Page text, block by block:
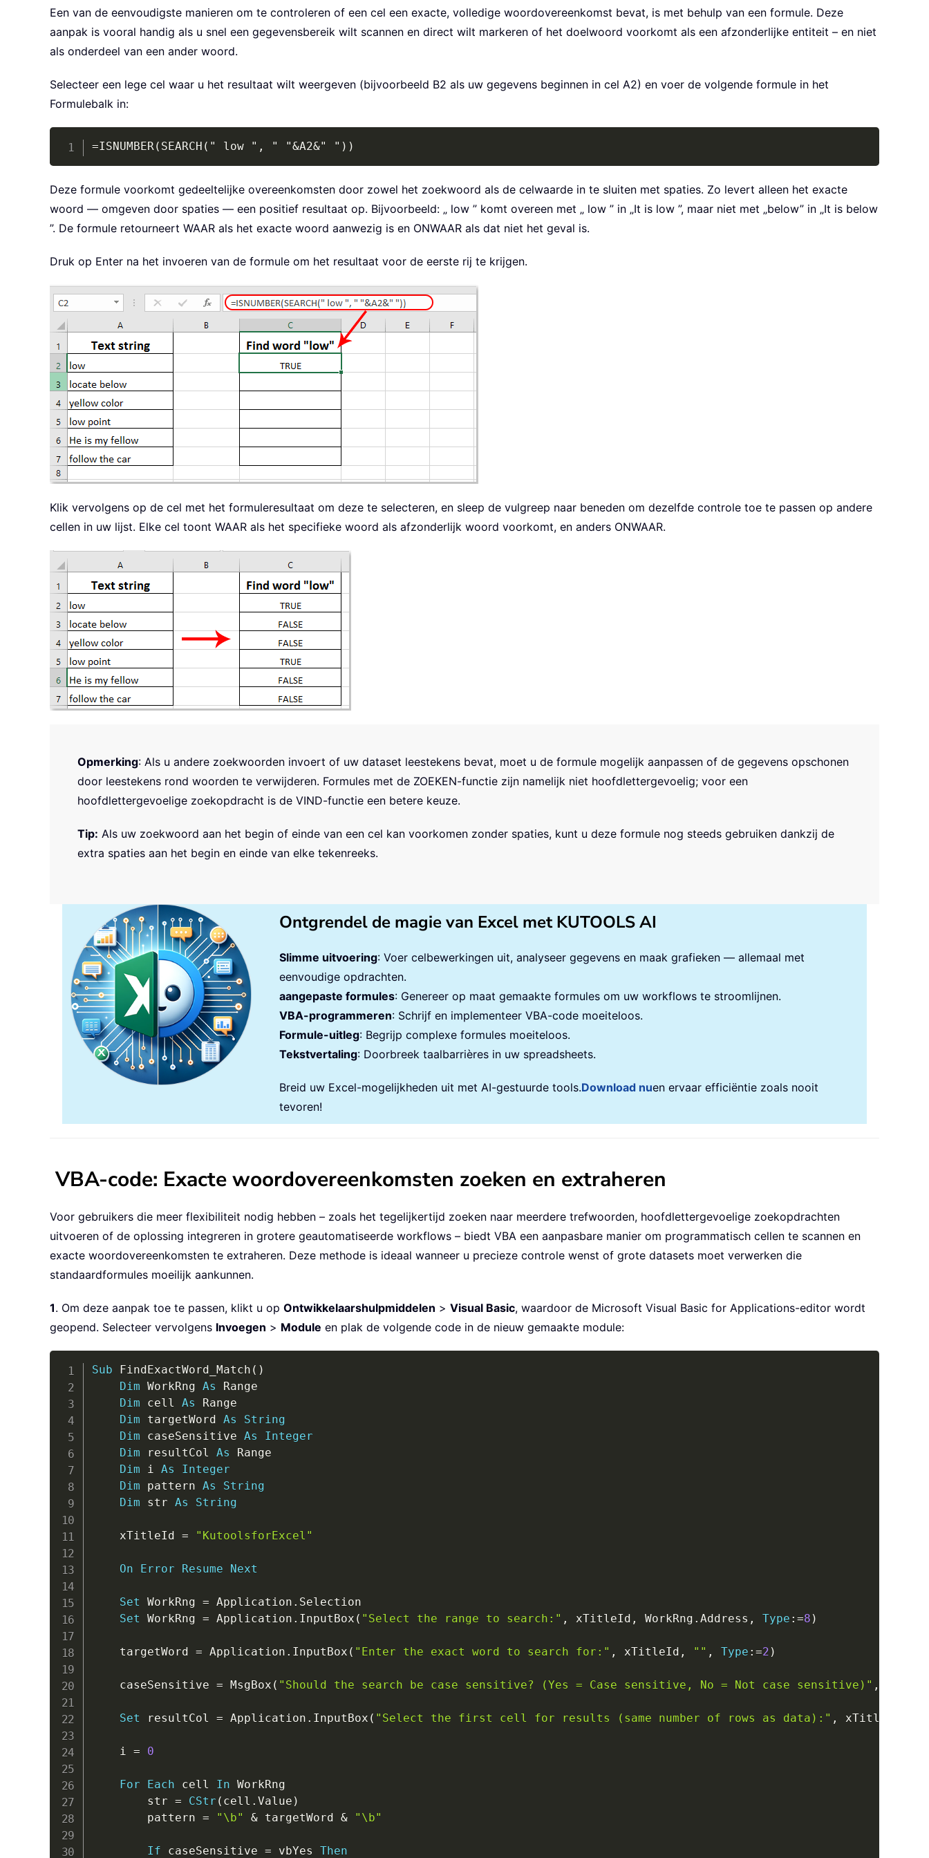
Een van de eenvoudigste manieren om te controleren of een cel een exacte, volledige woordovereenkomst bevat, is met behulp van een formule. Deze
aanpak is vooral handig als u snel een gegevensbereik wilt scannen en direct wilt markeren of het doelwoord voorkomt als een afzonderlijke entiteit – en niet
als onderdeel van een ander woord.
Selecteer een lege cel waar u het resultaat wilt weergeven (bijvoorbeeld B2 als uw gegevens beginnen in cel A2) en voer de volgende formule in het
Formulebalk in:
=ISNUMBER(SEARCH(" low ", " "&A2&" "))
Deze formule voorkomt gedeeltelijke overeenkomsten door zowel het zoekwoord als de celwaarde in te sluiten met spaties. Zo levert alleen het exacte
woord — omgeven door spaties — een positief resultaat op. Bijvoorbeeld: „ low ” komt overeen met „ low ” in „It is low ”, maar niet met „below” in „It is below
”. De formule retourneert WAAR als het exacte woord aanwezig is en ONWAAR als dat niet het geval is.
Druk op Enter na het invoeren van de formule om het resultaat voor de eerste rij te krijgen.
Klik vervolgens op de cel met het formuleresultaat om deze te selecteren, en sleep de vulgreep naar beneden om dezelfde controle toe te passen op andere
cellen in uw lijst. Elke cel toont WAAR als het specifieke woord als afzonderlijk woord voorkomt, en anders ONWAAR.
Opmerking: Als u andere zoekwoorden invoert of uw dataset leestekens bevat, moet u de formule mogelijk aanpassen of de gegevens opschonen
door leestekens rond woorden te verwijderen. Formules met de ZOEKEN-functie zijn namelijk niet hoofdlettergevoelig; voor een
hoofdlettergevoelige zoekopdracht is de VIND-functie een betere keuze.
Tip: Als uw zoekwoord aan het begin of einde van een cel kan voorkomen zonder spaties, kunt u deze formule nog steeds gebruiken dankzij de
extra spaties aan het begin en einde van elke tekenreeks.
Ontgrendel de magie van Excel met KUTOOLS AI
Slimme uitvoering: Voer celbewerkingen uit, analyseer gegevens en maak grafieken — allemaal met
eenvoudige opdrachten.
aangepaste formules: Genereer op maat gemaakte formules om uw workflows te stroomlijnen.
VBA-programmeren: Schrijf en implementeer VBA-code moeiteloos.
Formule-uitleg: Begrijp complexe formules moeiteloos.
Tekstvertaling: Doorbreek taalbarrières in uw spreadsheets.
Breid uw Excel-mogelijkheden uit met AI-gestuurde tools.Download nuen ervaar efficiëntie zoals nooit
tevoren!
VBA-code: Exacte woordovereenkomsten zoeken en extraheren
Voor gebruikers die meer flexibiliteit nodig hebben – zoals het tegelijkertijd zoeken naar meerdere trefwoorden, hoofdlettergevoelige zoekopdrachten
uitvoeren of de oplossing integreren in grotere geautomatiseerde workflows – biedt VBA een aanpasbare manier om programmatisch cellen te scannen en
exacte woordovereenkomsten te extraheren. Deze methode is ideaal wanneer u precieze controle wenst of grote datasets moet verwerken die
standaardformules moeilijk aankunnen.
1. Om deze aanpak toe te passen, klikt u op Ontwikkelaarshulpmiddelen > Visual Basic, waardoor de Microsoft Visual Basic for Applications-editor wordt
geopend. Selecteer vervolgens Invoegen > Module en plak de volgende code in de nieuw gemaakte module:
Sub FindExactWord_Match ( )
Dim WorkRng As Range
Dim cell As Range
Dim targetWord As
String
Dim caseSensitive As
Integer
Dim resultCol As Range
Dim i As
Integer
Dim pattern As
String
Dim str As String
    xTitleId
= "KutoolsforExcel"
On Error Resume Next
Set WorkRng = Application . Selection
Set WorkRng = Application . InputBox ( "Select the range to search:" , xTitleId , WorkRng . Address , Type : =8 )
    targetWord
= Application . InputBox ( "Enter the exact word to search for:" , xTitleId , "" , Type : =2 )
    caseSensitive
= MsgBox ( "Should the search be case sensitive? (Yes = Case sensitive, No = Not case sensitive)" ,
Set resultCol = Application . InputBox ( "Select the first cell for results (same number of rows as data):" , xTitleId
    i
= 0
For Each cell In WorkRng
        str
= CStr ( cell . Value )
        pattern
= "\b" & targetWord & "\b"
If caseSensitive = vbYes Then